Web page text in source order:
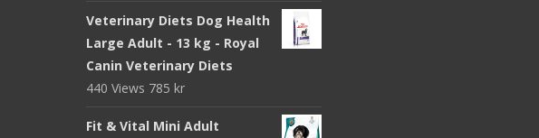
Veterinary Diets Dog Health
Large Adult - 13 kg - Royal
Canin Veterinary Diets
440 Views 785 kr
Fit & Vital Mini Adult